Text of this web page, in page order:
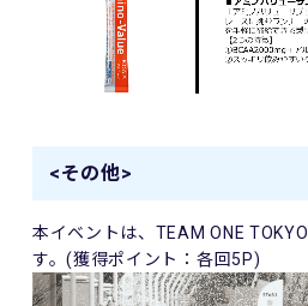
<その他>
本イベントは、 TEAM ONE TOKYO
す。(獲得ポイント：各回5P)